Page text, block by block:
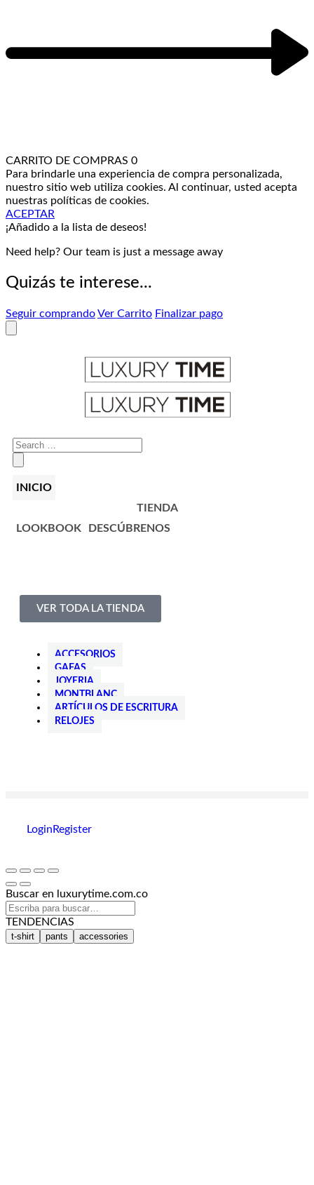
CARRITO DE COMPRAS 0
Para brindarle una experiencia de compra personalizada,
nuestro sitio web utiliza cookies. Al continuar, usted acepta
nuestras políticas de cookies.
ACEPTAR
¡Añadido a la lista de deseos!
Need help? Our team is just a message away
Quizás te interese...
Seguir comprandoVer Carrito Finalizar pago
INICIO
TIENDA
LOOKBOOK
DESCÚBRENOS
VER TODA LA TIENDA
ACCESORIOS
GAFAS
JOYERIA
MONTBLANC
ARTÍCULOS DE ESCRITURA
RELOJES
LoginRegister
Buscar en luxurytime.com.co
TENDENCIAS
t-shirt pants accessories